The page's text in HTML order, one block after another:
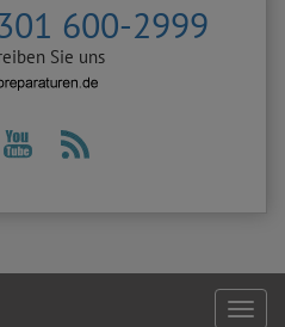
600-2999
Sie uns
Footer